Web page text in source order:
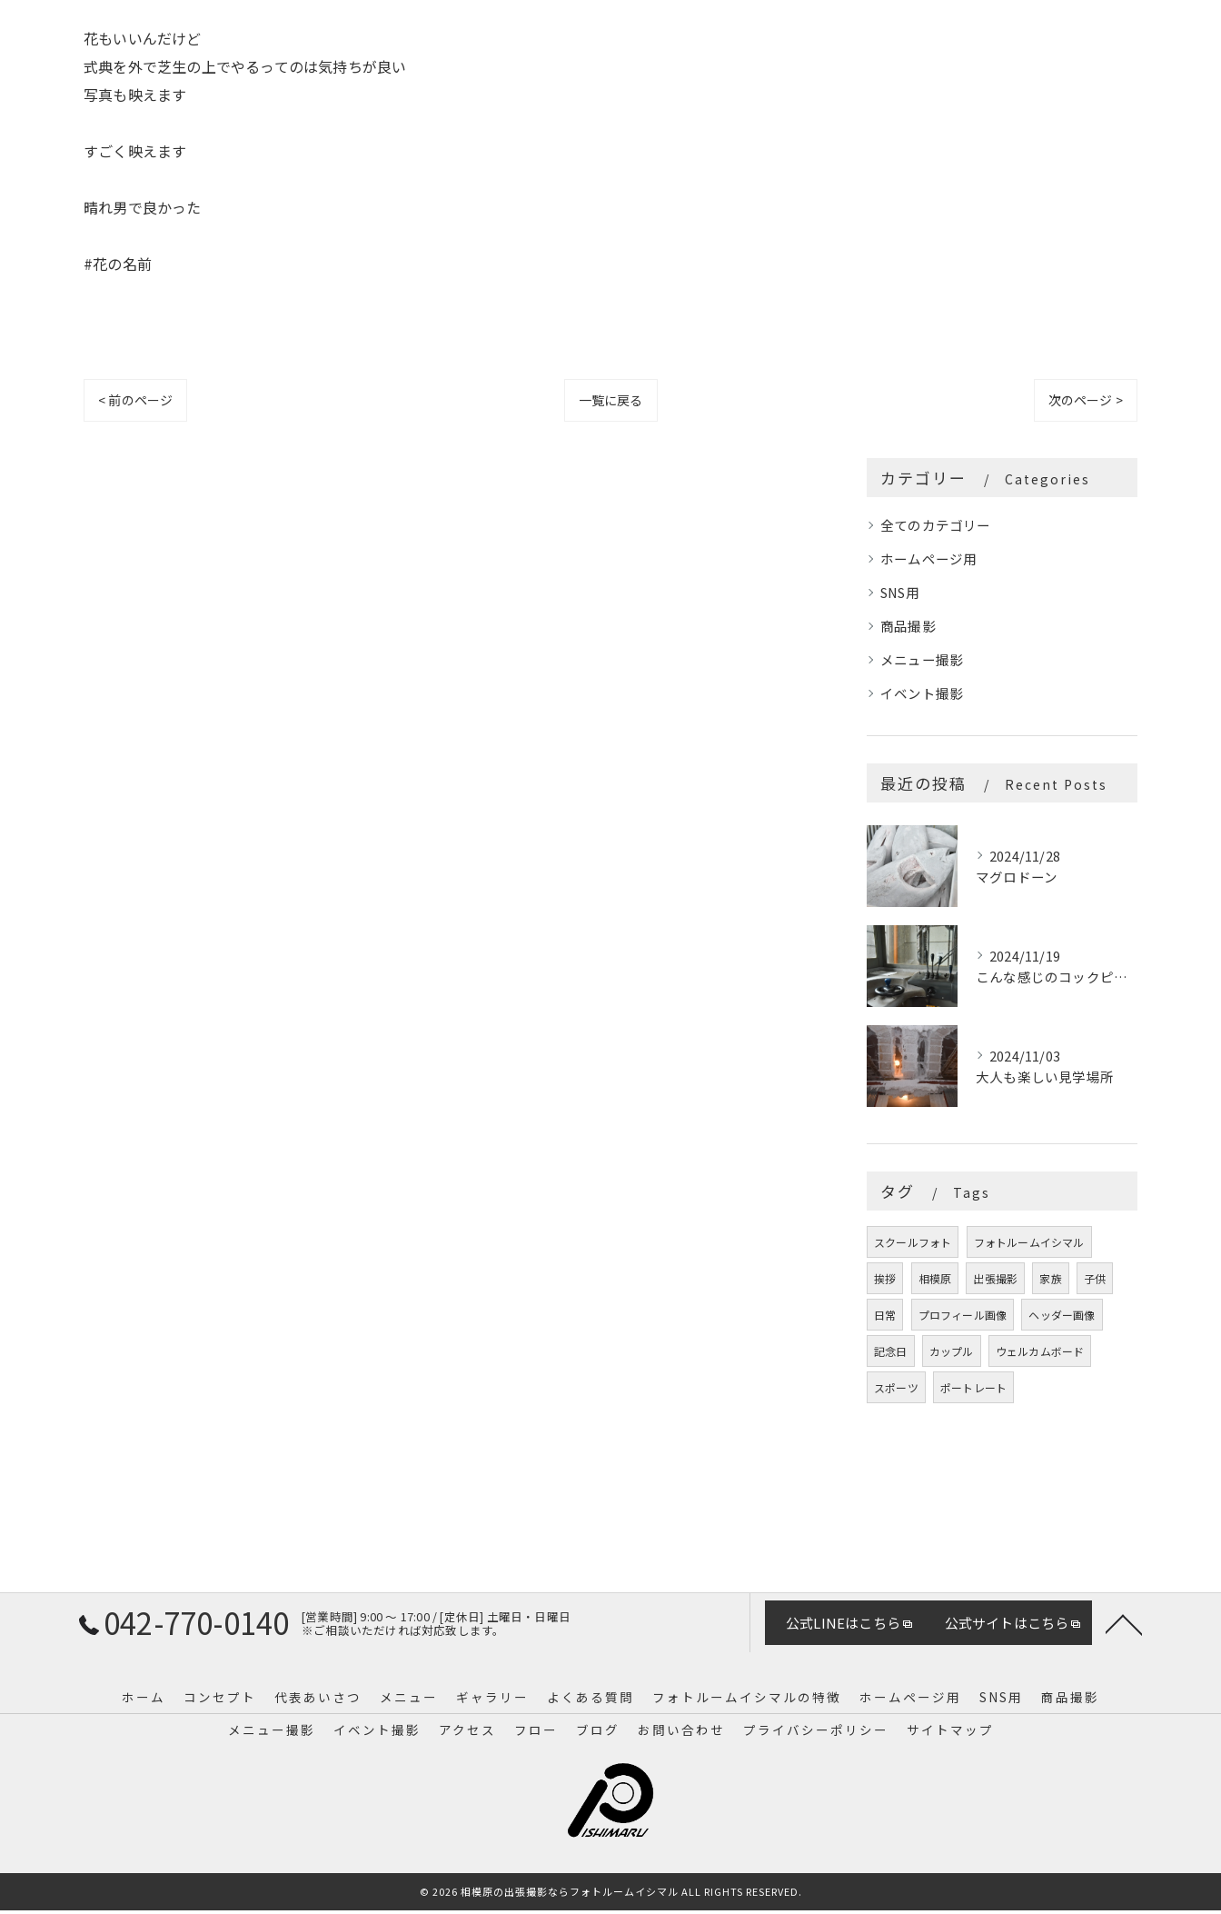
花もいいんだけど
式典を外で芝生の上でやるってのは気持ちが良い
写真も映えます
すごく映えます
晴れ男で良かった
#花の名前
< 前のページ 一覧に戻る 次のページ >
カテゴリー Categories
全てのカテゴリー
ホームページ用
SNS用
商品撮影
メニュー撮影
イベント撮影
最近の投稿 Recent Posts
2024/11/28
マグロドーン
2024/11/19
こんな感じのコックピットはたまらないです
2024/11/03
大人も楽しい見学場所
タグ Tags
スクールフォト フォトルームイシマル
挨拶 相模原 出張撮影 家族 子供
日常 プロフィール画像 ヘッダー画像
記念日 カップル ウェルカムボード
スポーツ ポートレート
042-770-0140 [営業時間] 9:00 〜 17:00 / [定休日] 土曜日・日曜日
※ご相談いただければ対応致します。 公式LINEはこちら 公式サイトはこちら
ホーム コンセプト 代表あいさつ メニュー ギャラリー よくある質問 フォトルームイシマルの特徴 ホームページ用 SNS用
商品撮影
メニュー撮影
イベント撮影 アクセス フロー ブログ お問い合わせ プライバシーポリシー サイトマップ
© 2026 相模原の出張撮影ならフォトルームイシマル ALL RIGHTS RESERVED.